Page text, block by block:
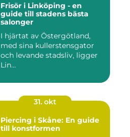
Frisör i Linköping - en
guide till stadens bästa
salonger
I hjärtat av Östergötland,
med sina kullerstensgator
och levande stadsliv, ligger
Lin...
31. okt
Piercing i Skåne: En guide
till konstformen